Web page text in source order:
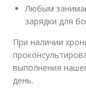
Любым
зарядки для
При наличии
выполнения
день.